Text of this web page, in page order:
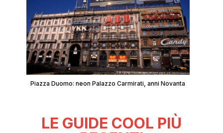
Piazza Duomo: neon Palazzo Carmirati, anni Novanta
LE GUIDE COOL PIÙ